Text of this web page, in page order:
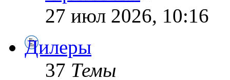
27 июл 2026, 10:16
Дилеры
37 Темы